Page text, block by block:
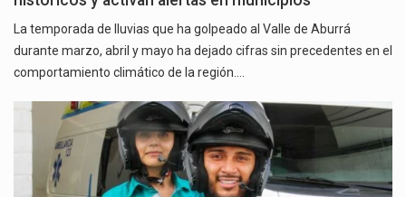
La temporada de lluvias que ha golpeado al Valle de Aburrá
durante marzo, abril y mayo ha dejado cifras sin precedentes en el
comportamiento climático de la región.…